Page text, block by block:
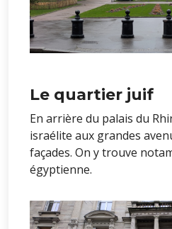
Le quartier juif
En arrière du palais du
israélite aux grandes
façades. On y trouve
égyptienne.